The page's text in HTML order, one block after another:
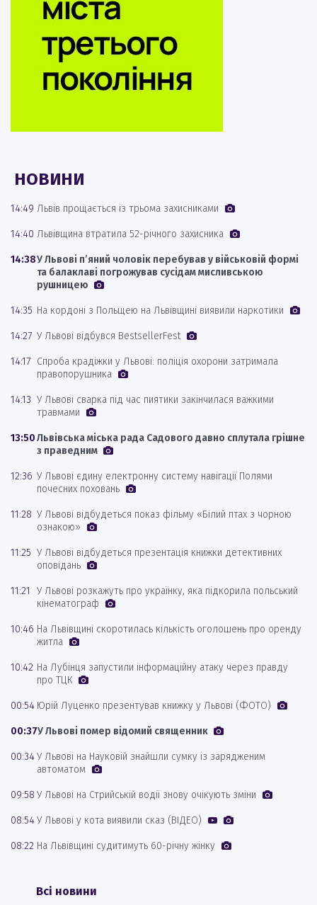
НОВИНИ
14:49 Львів прощається із трьома захисниками
14:40 Львівщина втратила 52-річного захисника
14:38У Львові п’яний чоловік перебував у військовій формі
та балаклаві погрожував сусідам мисливською
рушницею
14:35 На кордоні з Польщею на Львівщині виявили наркотики
14:27 У Львові відбувся BestsellerFest
14:17 Спроба крадіжки у Львові: поліція охорони затримала
правопорушника
14:13 У Львові сварка під час пиятики закінчилася важкими
травмами
13:50Львівська міська рада Садового давно сплутала грішне
з праведним
12:36 У Львові єдину електронну систему навігації Полями
почесних поховань
11:28 У Львові відбудеться показ фільму «Білий птах з чорною
ознакою»
11:25 У Львові відбудеться презентація книжки детективних
оповідань
11:21
У Львові розкажуть про українку, яка підкорила польський
кінематограф
10:46 На Львівщині скоротилась кількість оголошень про оренду
житла
10:42 На Лубінця запустили інформаційну атаку через правду
про ТЦК
00:54 Юрій Луценко презентував книжку у Львові (ФОТО)
00:37У Львові помер відомий священник
00:34У Львові на Науковій знайшли сумку із зарядженим
автоматом
09:58 У Львові на Стрийській водії знову очікують зміни
08:54У Львові у кота виявили сказ (ВІДЕО)
08:22 На Львівщині судитимуть 60-річну жінку
Всі новини